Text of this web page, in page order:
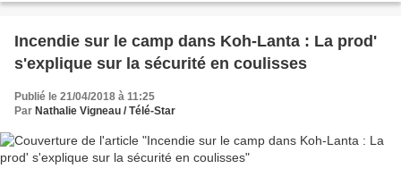
Incendie sur le camp dans Koh-Lanta : La prod'
s'explique sur la sécurité en coulisses
Publié le 21/04/2018 à 11:25
Par Nathalie Vigneau / Télé-Star